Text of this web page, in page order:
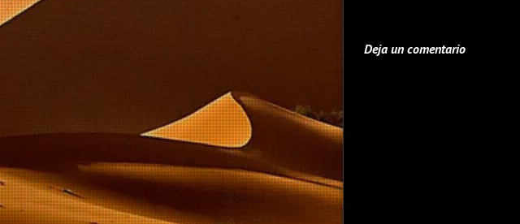
Deja un comentario